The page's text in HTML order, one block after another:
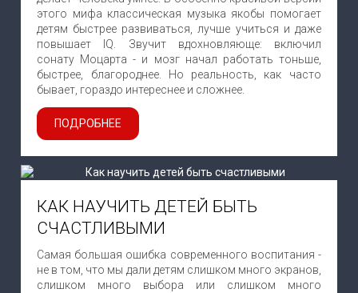
этого мифа классическая музыка якобы помогает
детям быстрее развиваться, лучше учиться и даже
повышает IQ. Звучит вдохновляюще: включил
сонату Моцарта - и мозг начал работать тоньше,
быстрее, благороднее. Но реальность, как часто
бывает, гораздо интереснее и сложнее.
ПОДРОБНЕЕ
КАК НАУЧИТЬ ДЕТЕЙ БЫТЬ
СЧАСТЛИВЫМИ
Самая большая ошибка современного воспитания -
не в том, что мы дали детям слишком много экранов,
слишком много выбора или слишком много